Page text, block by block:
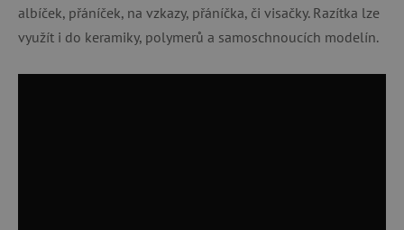
albíček, přáníček, na vzkazy, přáníčka, či visačky. Razítka lze
využít i do keramiky, polymerů a samoschnoucích modelín.